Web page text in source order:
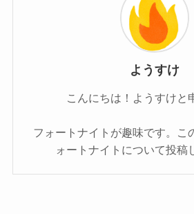
ようすけ
こんにちは！ようすけと
フォートナイトが趣味です。こ
ォートナイトについて投稿